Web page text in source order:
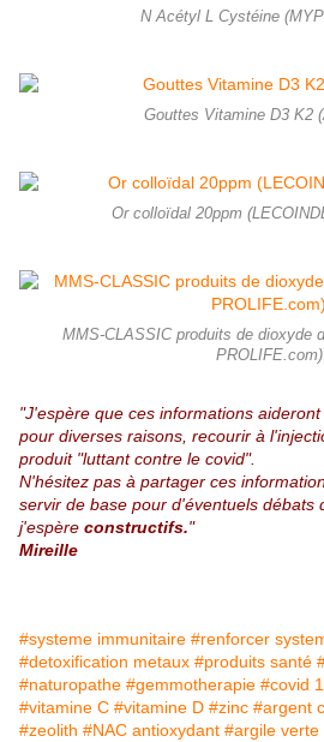
N Acétyl L Cystéine
Gouttes Vitamine D3 K2
Or colloïdal 20ppm
MMS-CLASSIC produits de dioxyde
PROLIFE.com)
"J'espère que ces informations
pour diverses raisons, recourir à
produit "luttant contre le covid".
N'hésitez pas à partager ces
servir de base pour d'éventuels débats
j'espère constructifs."
Mireille
#systeme immunitaire #renforcer
#detoxification metaux #produits santé
#naturopathe #gemmotherapie #covid
#vitamine C #vitamine D #zinc #argent
#zeolith #NAC antioxydant #argile verte